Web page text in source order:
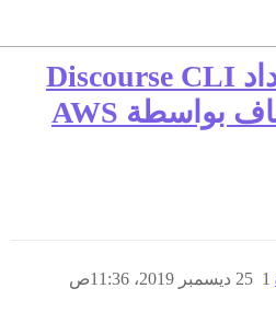
غير قادر على إعداد Discourse CLI
على مثيل مستضاف بواسطة AWS
25 ديسمبر 2019، 11:36ص 1